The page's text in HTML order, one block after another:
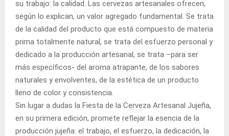
su trabajo: la calidad. Las cervezas artesanales ofrecen,
según lo explican, un valor agregado fundamental. Se trata
de la calidad del producto que está compuesto de materia
prima totalmente natural, se trata del esfuerzo personal y
dedicado a la producción artesanal, se trata –para ser
más específicos- del aroma atrapante, de los sabores
naturales y envolventes, de la estética de un producto
lleno de color y consistencia.
Sin lugar a dudas la Fiesta de la Cerveza Artesanal Jujeña,
en su primera edición, promete reflejar la esencia de la
producción jujeña: el trabajo, el esfuerzo, la dedicación, la